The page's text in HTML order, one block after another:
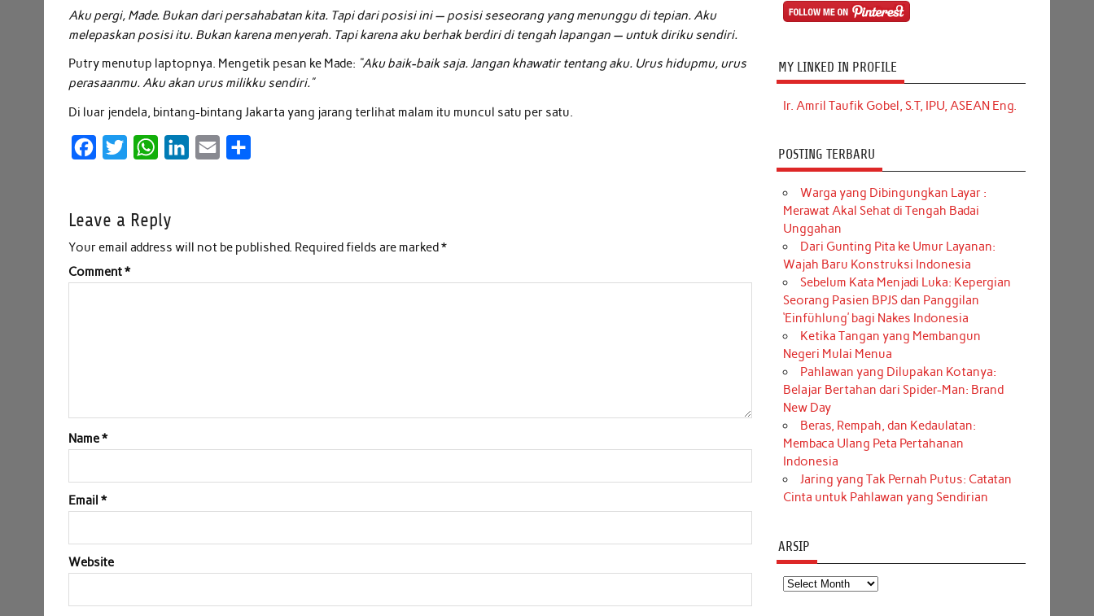
Aku pergi, Made. Bukan dari persahabatan kita. Tapi dari posisi ini — posisi seseorang yang menunggu di tepian. Aku
melepaskan posisi itu. Bukan karena menyerah. Tapi karena aku berhak berdiri di tengah lapangan — untuk diriku sendiri.
Putry menutup laptopnya. Mengetik pesan ke Made: “Aku baik-baik saja. Jangan khawatir tentang aku. Urus hidupmu, urus
perasaanmu. Aku akan urus milikku sendiri.”
Di luar jendela, bintang-bintang Jakarta yang jarang terlihat malam itu muncul satu per satu.
e
b
o
t
e
W
s
e
l
e
Leave a Reply
Your email address will not be published. Required fields are marked*
Comment*
Name*
Email*
Website
MY LINKED IN PROFILE
Ir. Amril Taufik Gobel, S.T, IPU, ASEAN Eng.
POSTING TERBARU
Warga yang Dibingungkan Layar :
Merawat Akal Sehat di Tengah Badai
Unggahan
Dari Gunting Pita ke Umur Layanan:
Wajah Baru Konstruksi Indonesia
Sebelum Kata Menjadi Luka: Kepergian
Seorang Pasien BPJS dan Panggilan
‘Einfühlung’ bagi Nakes Indonesia
Ketika Tangan yang Membangun
Negeri Mulai Menua
Pahlawan yang Dilupakan Kotanya:
Belajar Bertahan dari Spider-Man: Brand
New Day
Beras, Rempah, dan Kedaulatan:
Membaca Ulang Peta Pertahanan
Indonesia
Jaring yang Tak Pernah Putus: Catatan
Cinta untuk Pahlawan yang Sendirian
ARSIP
Arsip